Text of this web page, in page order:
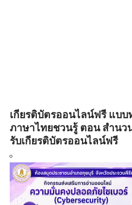
เกียรติบัตรออนไลน์ฟรี แบ
ภาษาไทยชวนรู้ ตอน สำนว
รับเกียรติบัตรออนไลน์ฟรี